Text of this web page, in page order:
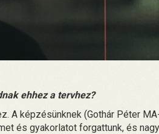
ehhez a tervhez?
A képzésünknek (Gothár Péter
és gyakorlatot forgattunk, és